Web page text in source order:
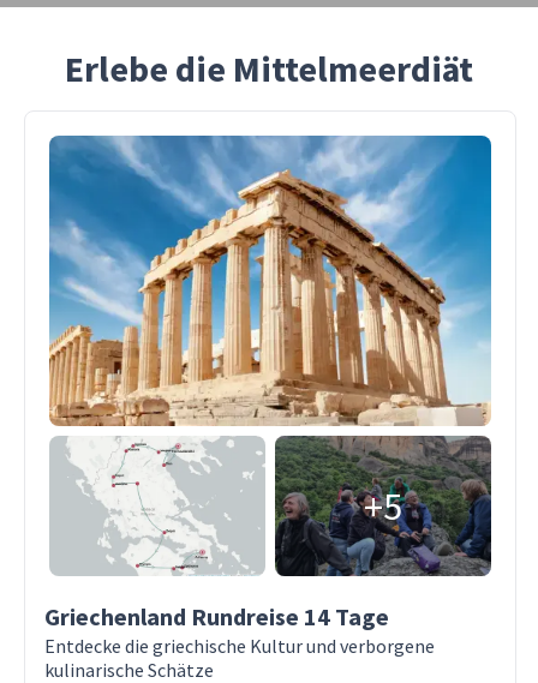
Erlebe die Mittelmeerdiät
+5
Griechenland Rundreise 14 Tage
Entdecke die griechische Kultur und verborgene
kulinarische Schätze